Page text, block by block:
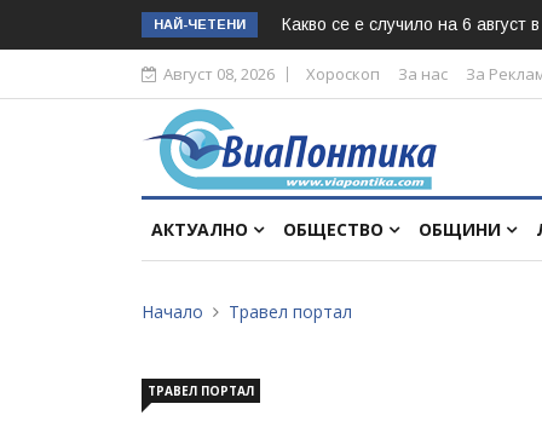
НАЙ-ЧЕТЕНИ Какво се е случило на 6 август
Август 08, 2026 Хороскоп За нас За
АКТУАЛНО ОБЩЕСТВО ОБЩИНИ
Начало Травел портал
ТРАВЕЛ ПОРТАЛ